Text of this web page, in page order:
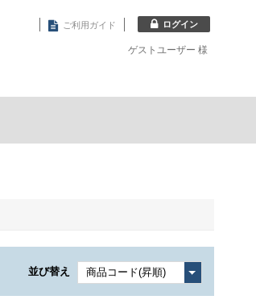
ご利用ガイド ログイン
ゲストユーザー 様
並び替え